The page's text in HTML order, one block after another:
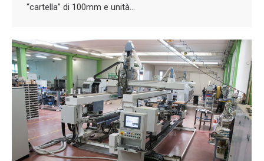
“cartella” di 100mm e unità…